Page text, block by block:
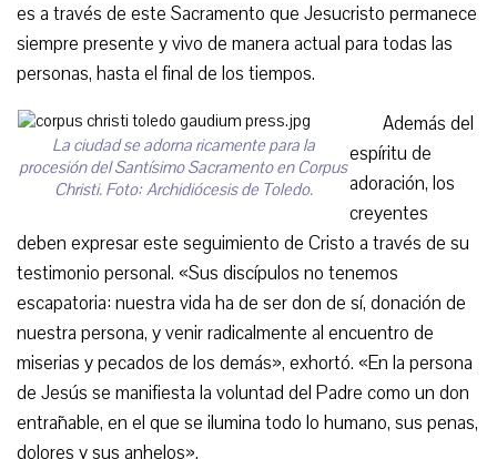
es a través de este Sacramento que Jesucristo permanece
siempre presente y vivo de manera actual para todas las
personas, hasta el final de los tiempos.
La ciudad se adorna ricamente para la
procesión del Santísimo Sacramento en Corpus
Christi. Foto: Archidiócesis de Toledo.
Además del
espíritu de
adoración, los
creyentes
deben expresar este seguimiento de Cristo a través de su
testimonio personal. «Sus discípulos no tenemos
escapatoria: nuestra vida ha de ser don de sí, donación de
nuestra persona, y venir radicalmente al encuentro de
miserias y pecados de los demás», exhortó. «En la persona
de Jesús se manifiesta la voluntad del Padre como un don
entrañable, en el que se ilumina todo lo humano, sus penas,
dolores y sus anhelos».